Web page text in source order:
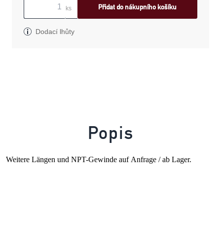
ks Přidat do nákupního košíku
Dodací lhůty
Popis
Weitere Längen und NPT-Gewinde auf Anfrage / ab Lager.